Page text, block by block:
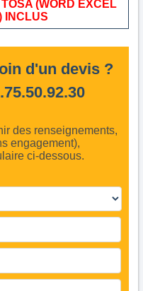
(WORD EXCEL
INCLUS
d'un devis ?
des renseignements,
engagement),
ci-dessous.